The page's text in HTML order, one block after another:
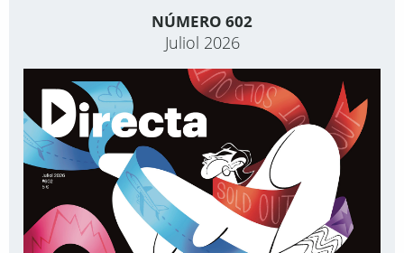
NÚMERO 602
Juliol 2026